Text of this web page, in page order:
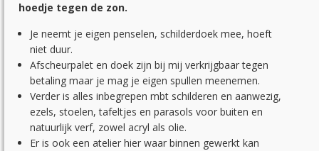
hoedje tegen de zon.
Je neemt je eigen penselen, schilderdoek mee, hoeft
niet duur.
Afscheurpalet en doek zijn bij mij verkrijgbaar tegen
betaling maar je mag je eigen spullen meenemen.
Verder is alles inbegrepen mbt schilderen en aanwezig,
ezels, stoelen, tafeltjes en parasols voor buiten en
natuurlijk verf, zowel acryl als olie.
Er is ook een atelier hier waar binnen gewerkt kan